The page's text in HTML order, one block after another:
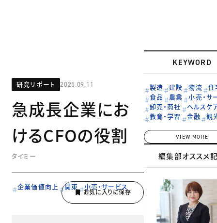
研究リポート 2025.09.11
急成長企業にお
けるCFOの役割
タイミー
企業価値向上 関東 小売・サービス
KEYWORD
製造 建設 物流
住
食品
農業
小売・サ
卸売・商社
ヘルスケ
教育・学習
金融 観
VIEW MORE
編集部オススメ